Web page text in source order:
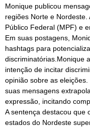
Monique publicou
regiões Norte e
Público Federal (MPF) e
Em suas postagens,
hashtags para
discriminatórias.Monique
intenção de incitar
opinião sobre as
suas mensagens
expressão, incitando
A sentença destacou que
estados do Nordeste